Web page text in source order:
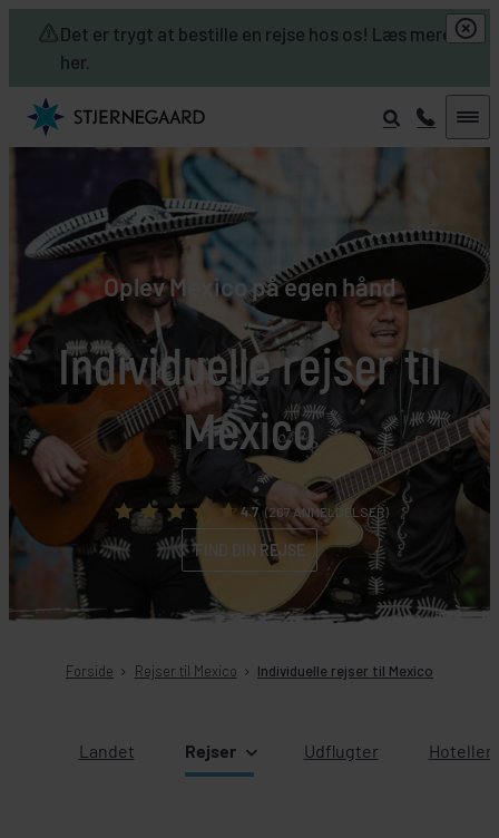
Det er trygt at bestille en rejse hos os! Læs mere
her.
Skip to main content
Individuelle rejser til
Mexico
Oplev Mexico på egen hånd
4.7 (267 ANMELDELSER)
FIND DIN REJSE
Forside Rejser til Mexico Individuelle rejser til Mexico
Landet Rejser Udflugter Hoteller